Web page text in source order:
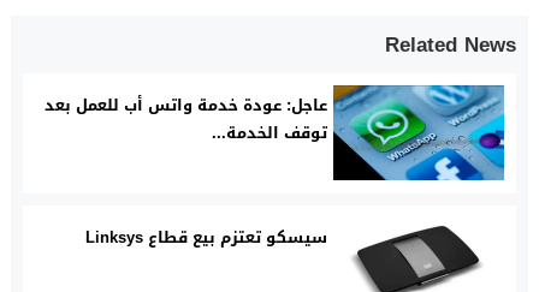
Related News
عاجل: عودة خدمة واتس أب للعمل بعد
توقف الخدمة...
سيسكو تعتزم بيع قطاع Linksys